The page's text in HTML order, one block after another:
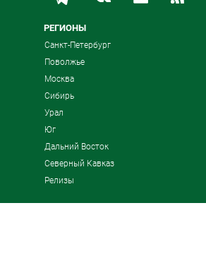
РЕГИОНЫ
Санкт-Петербург
Поволжье
Москва
Сибирь
Урал
Юг
Дальний Восток
Северный Кавказ
Релизы